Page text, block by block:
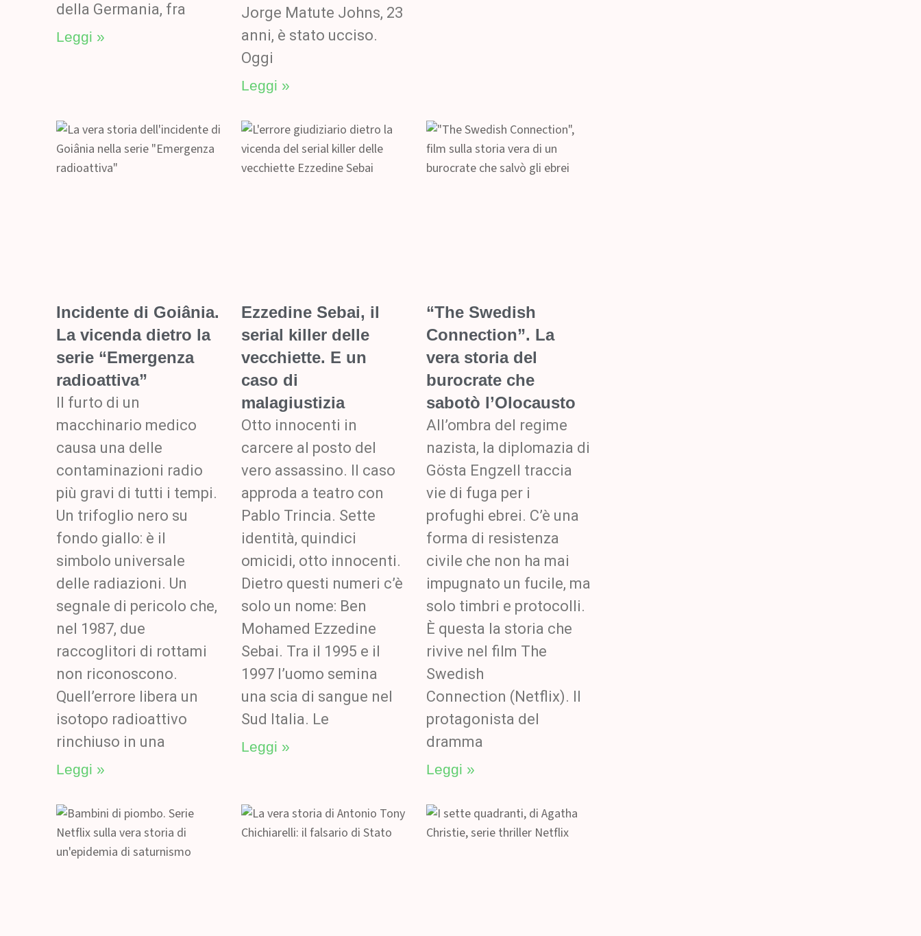
della Germania, fra
Leggi »
Jorge Matute Johns, 23
anni, è stato ucciso.
Oggi
Leggi »
Incidente di Goiânia.
La vicenda dietro la
serie “Emergenza
radioattiva”
Il furto di un
macchinario medico
causa una delle
contaminazioni radio
più gravi di tutti i tempi.
Un trifoglio nero su
fondo giallo: è il
simbolo universale
delle radiazioni. Un
segnale di pericolo che,
nel 1987, due
raccoglitori di rottami
non riconoscono.
Quell’errore libera un
isotopo radioattivo
rinchiuso in una
Leggi »
Ezzedine Sebai, il
serial killer delle
vecchiette. E un
caso di
malagiustizia
Otto innocenti in
carcere al posto del
vero assassino. Il caso
approda a teatro con
Pablo Trincia. Sette
identità, quindici
omicidi, otto innocenti.
Dietro questi numeri c’è
solo un nome: Ben
Mohamed Ezzedine
Sebai. Tra il 1995 e il
1997 l’uomo semina
una scia di sangue nel
Sud Italia. Le
Leggi »
“The Swedish
Connection”. La
vera storia del
burocrate che
sabotò l’Olocausto
All’ombra del regime
nazista, la diplomazia di
Gösta Engzell traccia
vie di fuga per i
profughi ebrei. C’è una
forma di resistenza
civile che non ha mai
impugnato un fucile, ma
solo timbri e protocolli.
È questa la storia che
rivive nel film The
Swedish
Connection (Netflix). Il
protagonista del
dramma
Leggi »